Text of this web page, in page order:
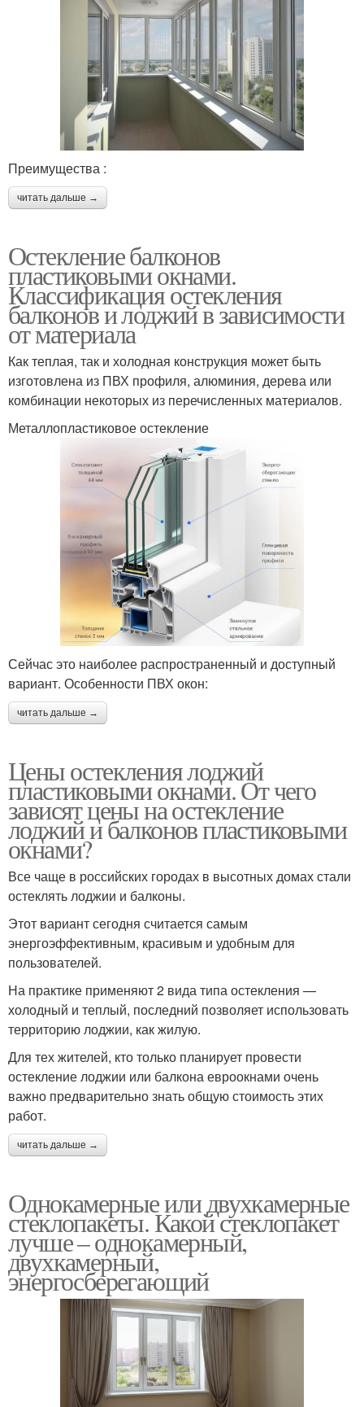
Преимущества :
читать дальше →
Остекление балконов
пластиковыми окнами.
Классификация остекления
балконов и лоджий в зависимости
от материала
Как теплая, так и холодная конструкция может быть
изготовлена из ПВХ профиля, алюминия, дерева или
комбинации некоторых из перечисленных материалов.
Металлопластиковое остекление
Сейчас это наиболее распространенный и доступный
вариант. Особенности ПВХ окон:
читать дальше →
Цены остекления лоджий
пластиковыми окнами. От чего
зависят цены на остекление
лоджий и балконов пластиковыми
окнами?
Все чаще в российских городах в высотных домах стали
остеклять лоджии и балконы.
Этот вариант сегодня считается самым
энергоэффективным, красивым и удобным для
пользователей.
На практике применяют 2 вида типа остекления —
холодный и теплый, последний позволяет использовать
территорию лоджии, как жилую.
Для тех жителей, кто только планирует провести
остекление лоджии или балкона евроокнами очень
важно предварительно знать общую стоимость этих
работ.
читать дальше →
Однокамерные или двухкамерные
стеклопакеты. Какой стеклопакет
лучше – однокамерный,
двухкамерный,
энергосберегающий